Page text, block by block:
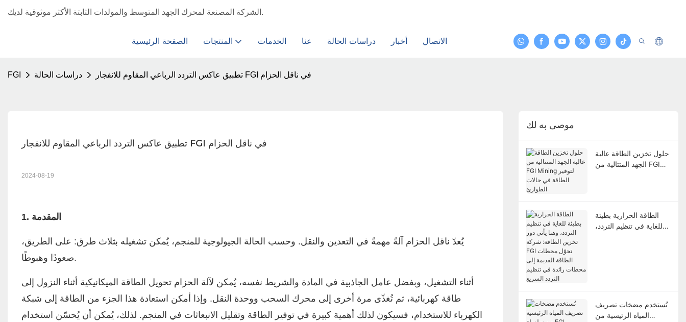
الشركة المصنعة لمحرك الجهد المتوسط ​​والمولدات الثابتة الأكثر موثوقية لديك.
الصفحة الرئيسية المنتجات الخدمات عنا دراسات الحالة أخبار الاتصال
FGI دراسات الحالة تطبيق عاكس التردد الرباعي المقاوم للانفجار FGI في ناقل الحزام
تطبيق عاكس التردد الرباعي المقاوم للانفجار FGI في ناقل الحزام
2024-08-19
1. المقدمة
يُعدّ ناقل الحزام آلةً مهمةً في التعدين والنقل. وحسب الحالة الجيولوجية للمنجم، يُمكن تشغيله بثلاث طرق: على الطريق،
صعودًا وهبوطًا.
أثناء التشغيل، وبفضل عامل الجاذبية في المادة والشريط نفسه، يُمكن لآلة الحزام تحويل الطاقة الميكانيكية أثناء النزول إلى
طاقة كهربائية، ثم تُغذّى مرة أخرى إلى محرك السحب ووحدة النقل. وإذا أمكن استعادة هذا الجزء من الطاقة إلى شبكة
الكهرباء للاستخدام، فسيكون لذلك أهمية كبيرة في توفير الطاقة وتقليل الانبعاثات في المنجم. لذلك، يُمكن أن يُحسّن استخدام
موصى به لك
حلول تخزين الطاقة عالية
الجهد المتتالية من FGI
الطاقة الحرارية بطيئة
للغاية في تنظيم التردد،
تُستخدم مضخات تصريف
المياه الرئيسية من